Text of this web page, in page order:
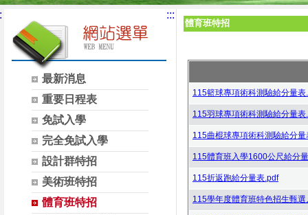
最新消息
重要日程表
免試入學
完全免試入學
設計群特招
美術班特招
體育班特招
:::
體育班特招
115籃球專項術科測驗給分量表
115羽球專項術科測驗給分量表
115曲棍球專項術科測驗給分量
115體育班入學1600公尺給分
115折返跑給分量表.pdf
115學年度體育班特色招生甄